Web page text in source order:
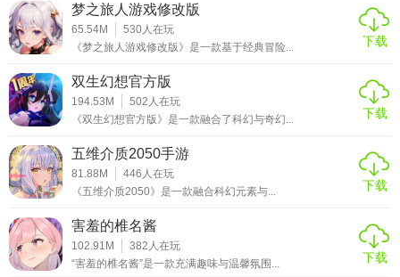
擎，使得角色动作更加自然流畅，物体交互更加真实可信。
配合精细的动画系统，玩家可以体验到前所未有的沉浸感，
3. 丰富的交互方式：VAM 支持多种交互方式，包括语音、动
作、表情等，玩家可以通过这些方式与虚拟角色进行深度沟
动性。
4. 强大的社区与模组支持：游戏拥有一个活跃的社区，玩家
可以在这里分享自己的创作，下载其他玩家的模组，不断丰
富游戏内容。这种开放式的生态系统，让VAM始终保持着新
鲜感和活力。
梦之旅人游戏修改版
65.54M 530 人在玩
《梦之旅人游戏修改版》是一款基于经典冒险...
下载
双生幻想官方版
194.53M 502 人在玩
《双生幻想官方版》是一款融合了科幻与奇幻...
下载
五维介质2050手游
81.88M 446 人在玩
《五维介质2050》是一款融合科幻元素与...
下载
害羞的椎名酱
102.91M 382 人在玩
“害羞的椎名酱”是一款充满趣味与温馨氛围...
下载